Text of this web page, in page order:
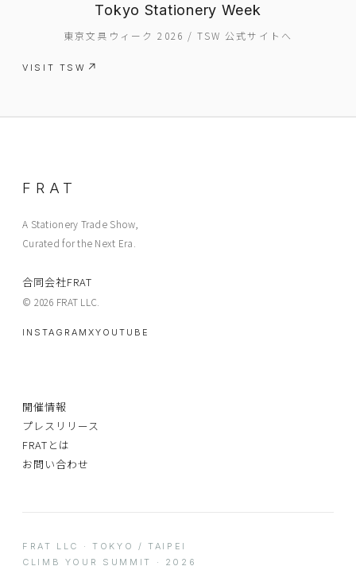
EVENT
PRESS
Tokyo Stationery Week
東京文具ウィーク 2026 / TSW 公式サイトへ
VISIT TSW
FRAT
A Stationery Trade Show,
Curated for the Next Era.
合同会社FRAT
© 2026 FRAT LLC.
INSTAGRAM XYOUTUBE
開催情報
プレスリリース
FRATとは
お問い合わせ
FRAT LLC · TOKYO / TAIPEI
CLIMB YOUR SUMMIT · 2026